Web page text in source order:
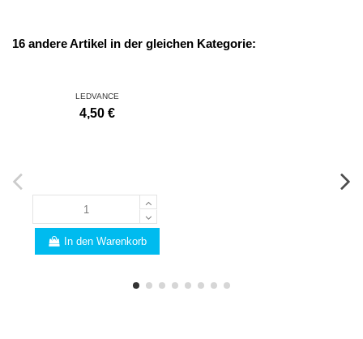
16 andere Artikel in der gleichen Kategorie:
LEDVANCE
4,50 €
In den Warenkorb